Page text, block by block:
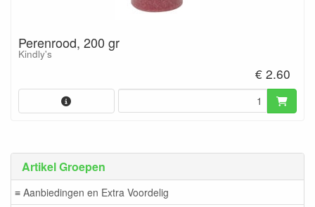
Artikel Groepen
≡ Aanbiedingen en Extra Voordelig
Perenrood, 200 gr
Kindly's
€ 2.60